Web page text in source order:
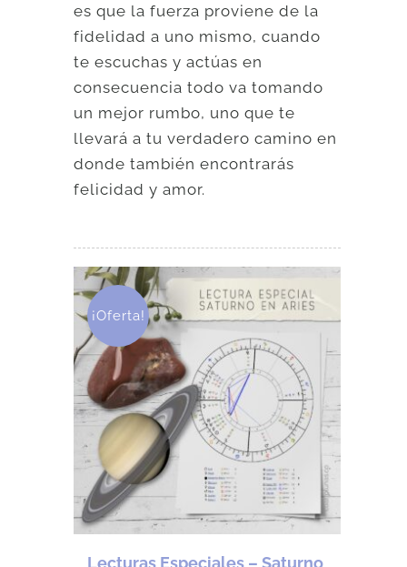
es que la fuerza proviene de la
fidelidad a uno mismo, cuando
te escuchas y actúas en
consecuencia todo va tomando
un mejor rumbo, uno que te
llevará a tu verdadero camino en
donde también encontrarás
felicidad y amor.
¡Oferta!
Lecturas Especiales – Saturno